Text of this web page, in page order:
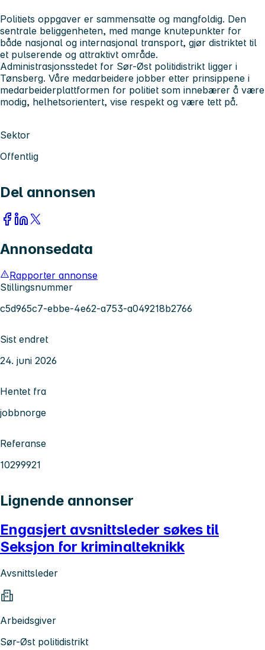
Politiets oppgaver er sammensatte og mangfoldig. Den
sentrale beliggenheten, med mange knutepunkter for
både nasjonal og internasjonal transport, gjør distriktet til
et pulserende og attraktivt område.
Administrasjonsstedet for Sør-Øst politidistrikt ligger i
Tønsberg. Våre medarbeidere jobber etter prinsippene i
medarbeiderplattformen for politiet som innebærer å være
modig, helhetsorientert, vise respekt og være tett på.
Sektor
Offentlig
Del annonsen
Annonsedata
Rapporter annonse
Stillingsnummer
c5d965c7-ebbe-4e62-a753-a049218b2766
Sist endret
24. juni 2026
Hentet fra
jobbnorge
Referanse
10299921
Lignende annonser
Engasjert avsnittsleder søkes til
Seksjon for kriminalteknikk
Avsnittsleder
Arbeidsgiver
Sør-Øst politidistrikt